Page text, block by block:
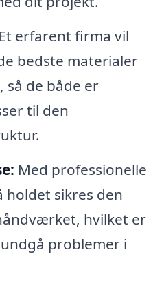
Et erfarent firma vil
bedste materialer
de både er
til den
Med professionelle
sikres den
hvilket er
problemer i